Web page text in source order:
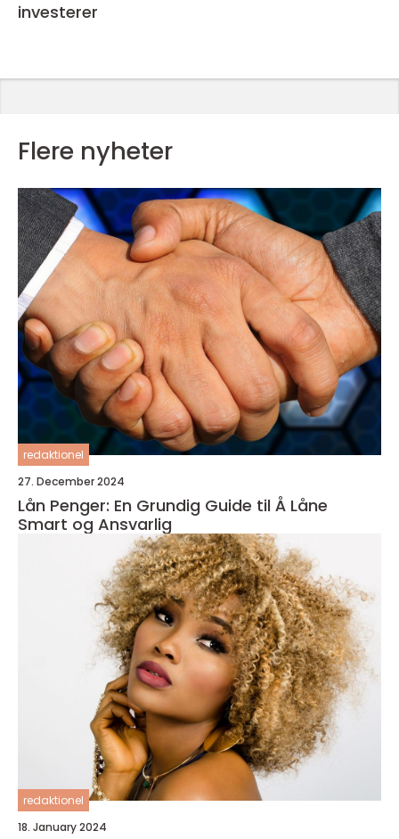
investerer
Flere nyheter
redaktionel
27. December 2024
Lån Penger: En Grundig Guide til Å Låne
Smart og Ansvarlig
redaktionel
18. January 2024